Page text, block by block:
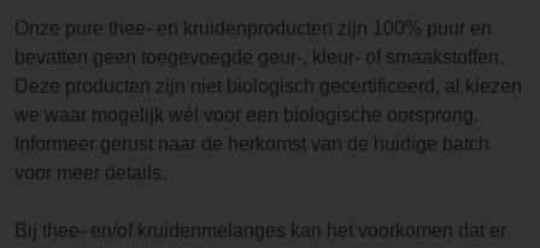
Onze pure thee- en kruidenproducten zijn 100% puur en
bevatten geen toegevoegde geur-, kleur- of smaakstoffen.
Deze producten zijn niet biologisch gecertificeerd, al kiezen
we waar mogelijk wél voor een biologische oorsprong.
Informeer gerust naar de herkomst van de huidige batch
voor meer details.
Bij thee- en/of kruidenmelanges kan het voorkomen dat er